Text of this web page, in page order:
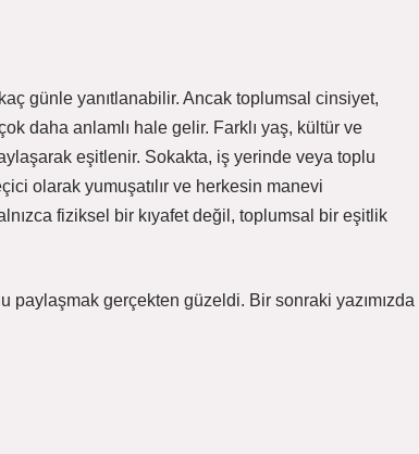
günle yanıtlanabilir. Ancak toplumsal cinsiyet,
daha anlamlı hale gelir. Farklı yaş, kültür ve
eşitlenir. Sokakta, iş yerinde veya toplu
olarak yumuşatılır ve herkesin manevi
fiziksel bir kıyafet değil, toplumsal bir eşitlik
paylaşmak gerçekten güzeldi. Bir sonraki yazımızda